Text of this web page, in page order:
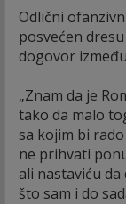
Odlični
posvećen
dogovor
„Znam da je
tako da malo
sa kojim bi
ne prihvati
ali nastaviću da
što sam i do